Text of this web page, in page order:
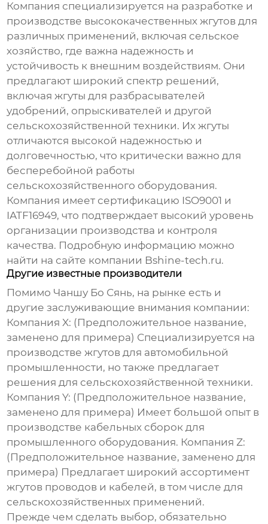
Компания специализируется на разработке и
производстве высококачественных жгутов для
различных применений, включая сельское
хозяйство, где важна надежность и
устойчивость к внешним воздействиям. Они
предлагают широкий спектр решений,
включая жгуты для разбрасывателей
удобрений, опрыскивателей и другой
сельскохозяйственной техники. Их жгуты
отличаются высокой надежностью и
долговечностью, что критически важно для
бесперебойной работы
сельскохозяйственного оборудования.
Компания имеет сертификацию ISO9001 и
IATF16949, что подтверждает высокий уровень
организации производства и контроля
качества. Подробную информацию можно
найти на сайте компании Bshine-tech.ru.
Другие известные производители
Помимо Чаншу Бо Сянь, на рынке есть и
другие заслуживающие внимания компании:
Компания X: (Предположительное название,
заменено для примера) Специализируется на
производстве жгутов для автомобильной
промышленности, но также предлагает
решения для сельскохозяйственной техники.
Компания Y: (Предположительное название,
заменено для примера) Имеет большой опыт в
производстве кабельных сборок для
промышленного оборудования. Компания Z:
(Предположительное название, заменено для
примера) Предлагает широкий ассортимент
жгутов проводов и кабелей, в том числе для
сельскохозяйственных применений.
Прежде чем сделать выбор, обязательно